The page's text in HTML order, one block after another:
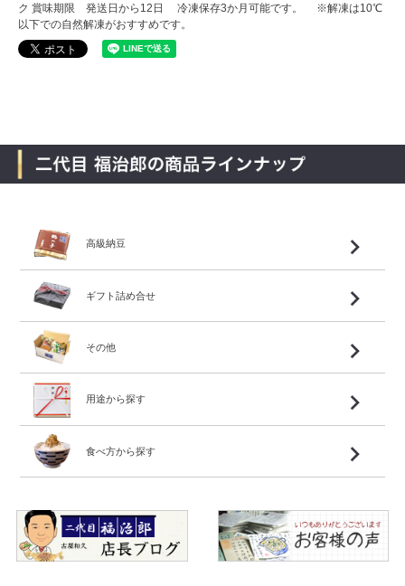
ク 賞味期限 発送日から12日 冷凍保存3か月可能です。 ※解凍は10℃
以下での自然解凍がおすすめです。
高級納豆
ギフト詰め合せ
その他
用途から探す
食べ方から探す